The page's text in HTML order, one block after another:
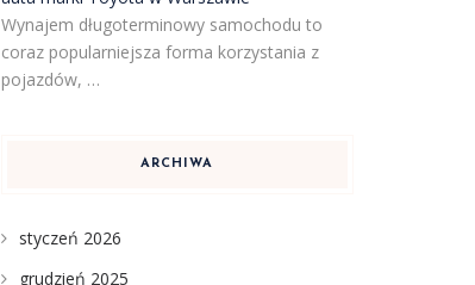
Wynajem długoterminowy samochodu to
coraz popularniejsza forma korzystania z
pojazdów, …
ARCHIWA
styczeń 2026
grudzień 2025